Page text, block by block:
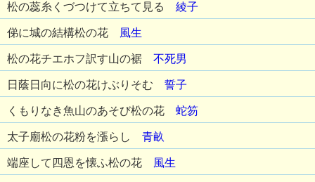
松の蕊糸くづつけて立ちて見る 綾子
俤に城の結構松の花 風生
松の花チエホフ訳す山の裾 不死男
日蔭日向に松の花けぶりそむ 誓子
くもりなき魚山のあそび松の花 蛇笏
太子廟松の花粉を漲らし 青畝
端座して四恩を懐ふ松の花 風生